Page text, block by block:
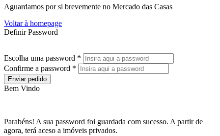
Aguardamos por si brevemente no Mercado das Casas
Voltar à homepage
Definir Password
Escolha uma password *
Confirme a password *
Enviar pedido
Bem Vindo
Parabéns! A sua password foi guardada com sucesso. A partir de
agora, terá aceso a imóveis privados.